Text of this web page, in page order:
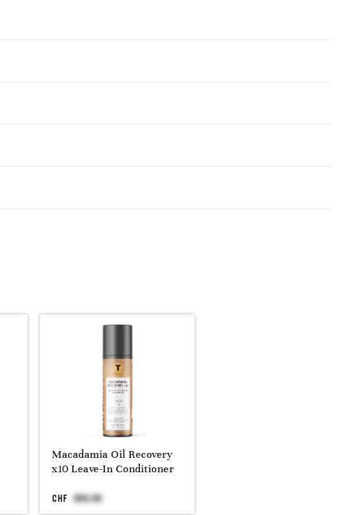
Macadamia Oil Recovery
x10 Leave-In Conditioner
CHF